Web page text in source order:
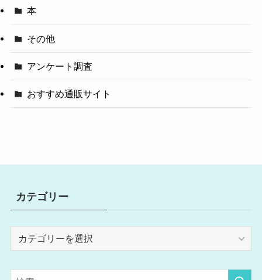
本
その他
アンケート調査
おすすめ通販サイト
カテゴリー
リ